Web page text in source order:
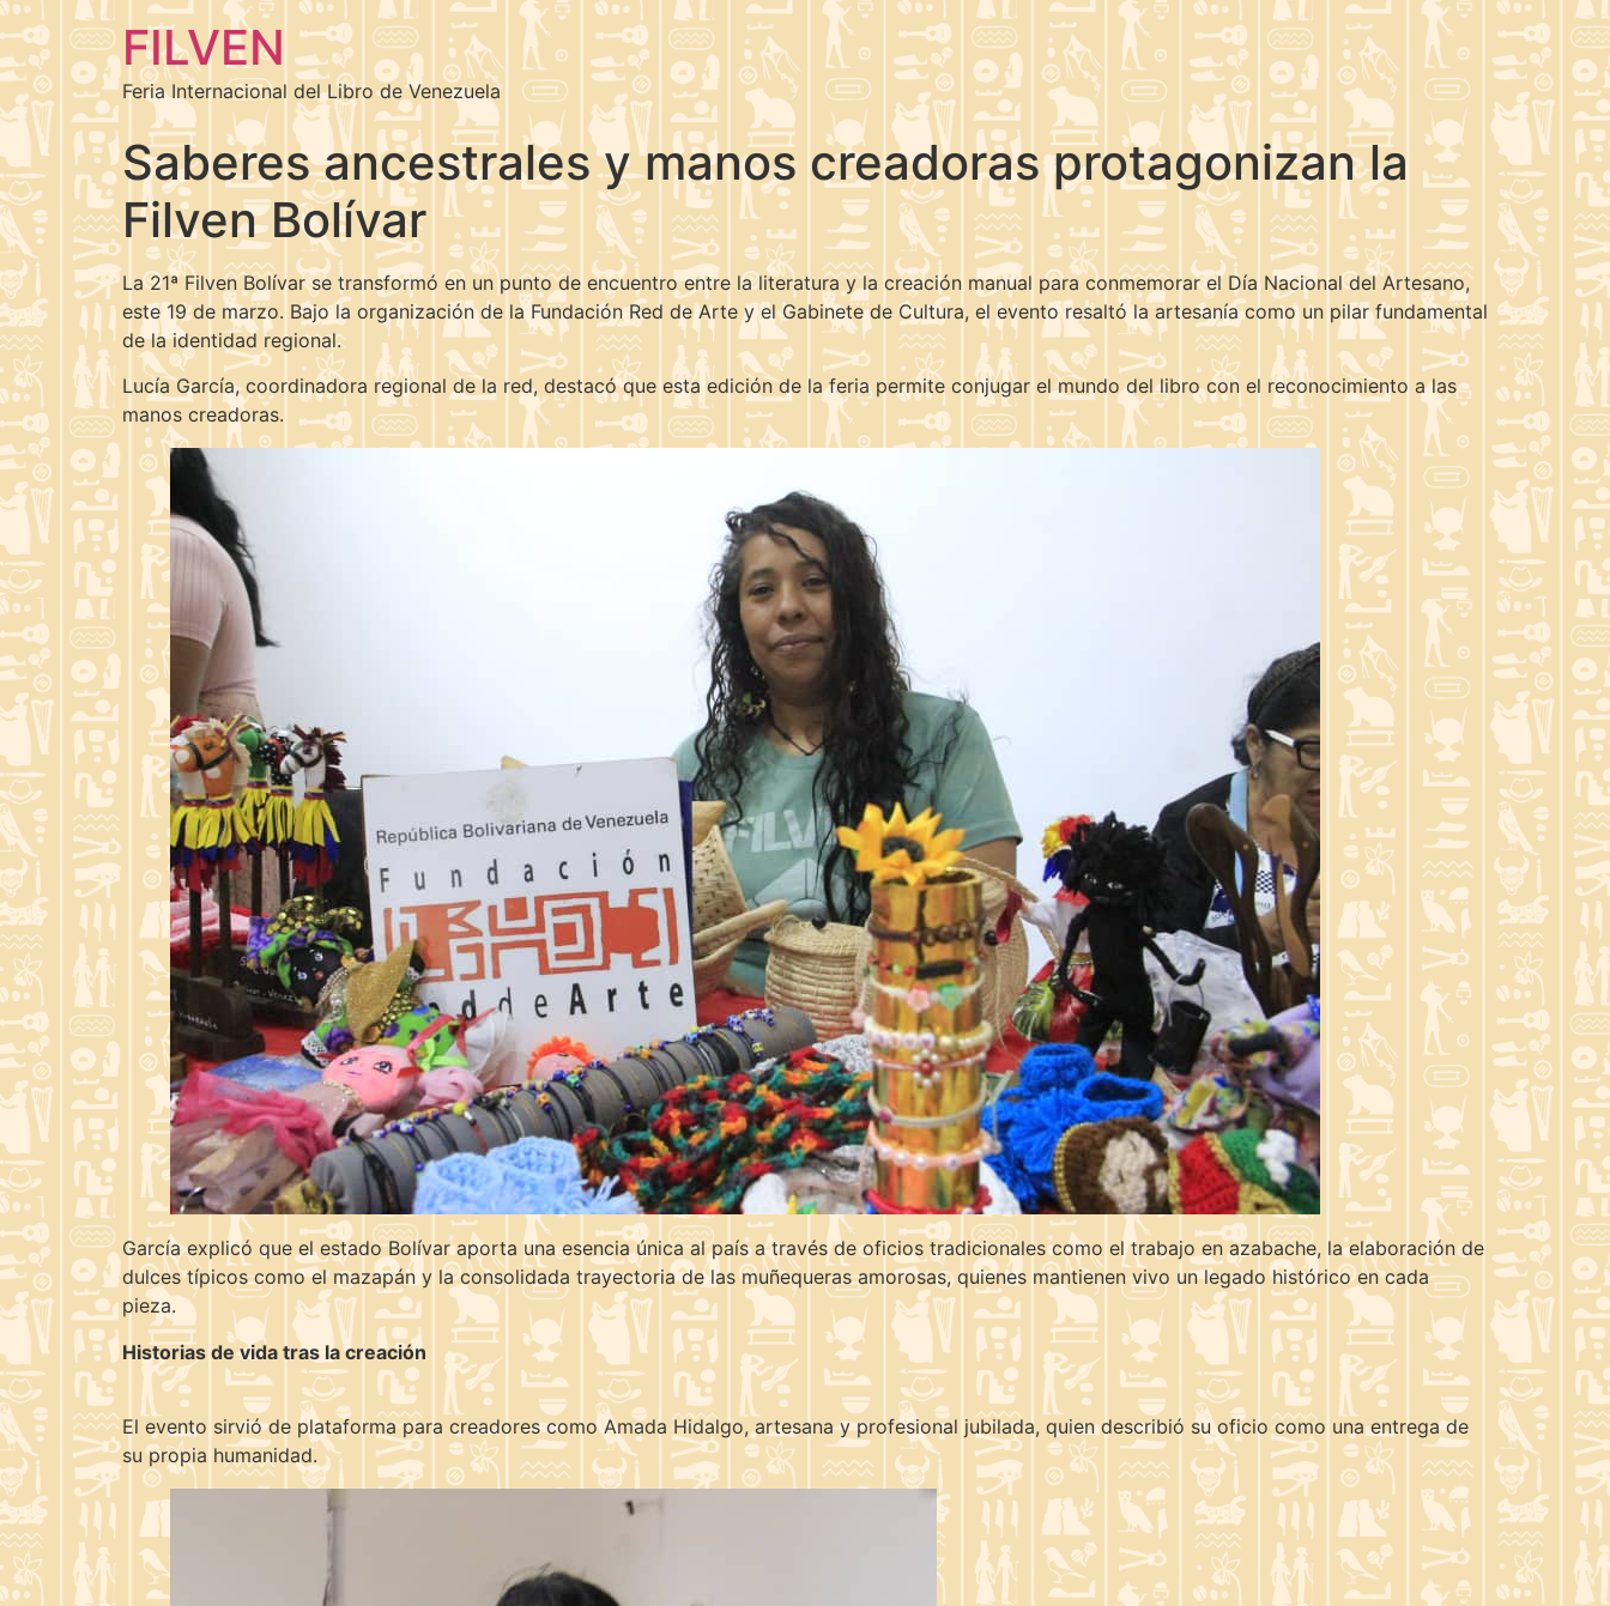
FILVEN
Feria Internacional del Libro de Venezuela
Saberes ancestrales y manos creadoras protagonizan la
Filven Bolívar
La 21ª Filven Bolívar se transformó en un punto de encuentro entre la literatura y la creación manual para conmemorar el Día Nacional del Artesano,
este 19 de marzo. Bajo la organización de la Fundación Red de Arte y el Gabinete de Cultura, el evento resaltó la artesanía como un pilar fundamental
de la identidad regional.
Lucía García, coordinadora regional de la red, destacó que esta edición de la feria permite conjugar el mundo del libro con el reconocimiento a las
manos creadoras.
García explicó que el estado Bolívar aporta una esencia única al país a través de oficios tradicionales como el trabajo en azabache, la elaboración de
dulces típicos como el mazapán y la consolidada trayectoria de las muñequeras amorosas, quienes mantienen vivo un legado histórico en cada
pieza.
Historias de vida tras la creación
El evento sirvió de plataforma para creadores como Amada Hidalgo, artesana y profesional jubilada, quien describió su oficio como una entrega de
su propia humanidad.